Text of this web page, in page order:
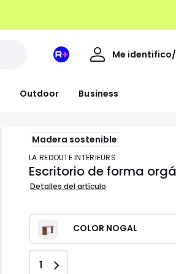
Outdoor Business
Mi
Redoute
Me
Mi
Madera sostenible
LA REDOUTE INTERIEURS
Escritorio de forma
Detalles del artículo
COLOR NOGAL
Cantidad
1